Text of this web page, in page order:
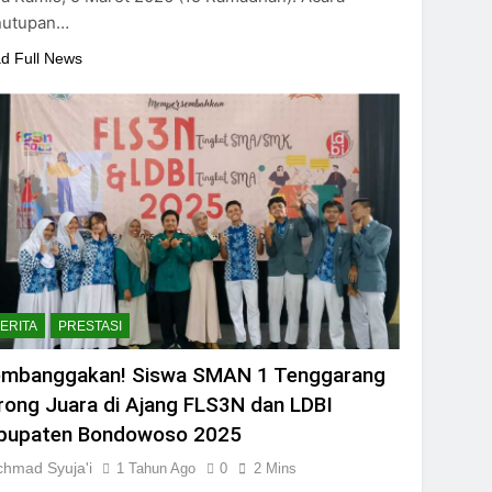
Full News
PRESTASI
Siswa SMAN 1 Tenggarang
Juara di Ajang FLS3N dan LDBI
Bondowoso 2025
Syuja'i 1 Tahun Ago 0 2 Mins